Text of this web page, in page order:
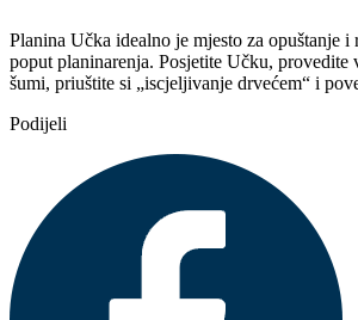
Planina Učka idealno je mjesto za opuštanje i
poput planinarenja. Posjetite Učku, provedite
šumi, priuštite si „iscjeljivanje drvećem“ i
Podijeli